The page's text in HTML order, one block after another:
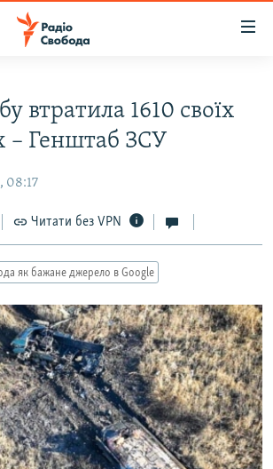
70 РОКІВ
втратила 1610 своїх
– Генштаб ЗСУ
08:17
Читати без VPN
як бажане джерело в Google